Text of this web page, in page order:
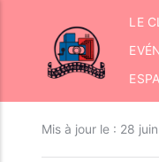
LE
Mis à jour le : 28